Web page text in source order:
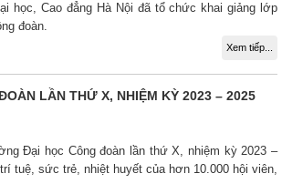
học, Cao đẳng Hà Nội đã tổ chức khai giảng lớp
đoàn.
Xem tiếp...
LẦN THỨ X, NHIỆM KỲ 2023 – 2025
Đại học Công đoàn lần thứ X, nhiệm kỳ 2023 –
tuệ, sức trẻ, nhiệt huyết của hơn 10.000 hội viên,